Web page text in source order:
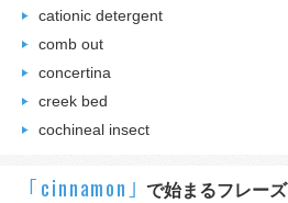
cationic detergent
comb out
concertina
creek bed
cochineal insect
｢cinnamon｣ で始まるフレーズ